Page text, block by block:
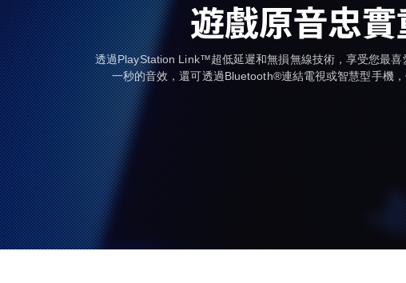
遊戲原音忠實
透過PlayStation Link™超低延遲和無損無線技術，享受您最
一秒的音效，還可透過Bluetooth®連結電視或智慧型手機